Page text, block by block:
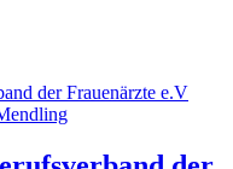
der Frauenärzte e.V